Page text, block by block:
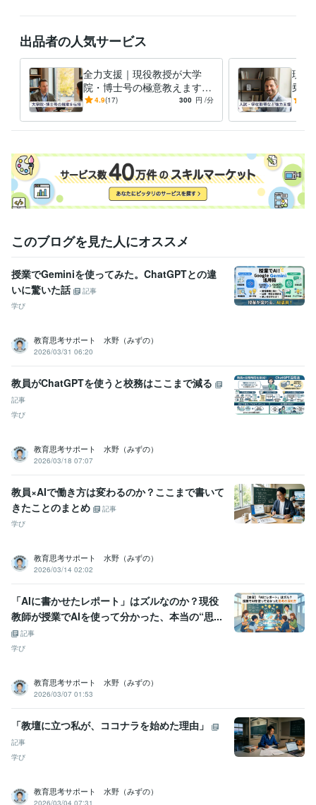
資格・検定
高等学校教諭免許 取得年 : 2000年
健康運動指導士 取得年 : 2015年
ビジネス・クリエイティブツール
Excel:25年Google サイト:18年PowerPoint:25年Word:25年
Adobe Photoshop:24年
Adobe Illustrator:21年
学習指導・資格・キャリア相談
ア相談
【社会人向け】リーダー・マネジメント
【心理的サポート】
お悩み・愚痴の傾聴 【雑談・話し相手】気軽にフリートーク
【健
康・美活】運動・筋トレ相談 【スキルアップ】人前で話すコツ
健康 キャリア 仕事 美容 悩み 相談 筋トレ 大学 学生
私立大学 1997年3月 ~ 2001年2月
国公立大学 2001年3月 ~ 2003年2月
国公立大学 2003年3月 ~ 2007年2月
語学力
英語
出品者の人気サービス
全力支援｜現役教授が大学
院・博士号の極意教えます
⭐️【脱・失敗】現役教授が学
⭐️
4.9(17) 300 円 /分
現役
乗り
ど人
このブログを見た人にオススメ
授業でGeminiを使ってみた。ChatGPTとの違
いに驚いた話
記事
学び
教育思考サポート 水野（みずの）
2026/03/31 06:20
教員がChatGPTを使うと校務はここまで減る
記事
学び
教育思考サポート 水野（みずの）
2026/03/18 07:07
教員×AIで働き方は変わるのか？ここまで書いて
きたことのまとめ
記事
学び
教育思考サポート 水野（みずの）
2026/03/14 02:02
「AIに書かせたレポート」はズルなのか？現役
教師が授業でAIを使って分かった、本当の“思...
記事
学び
教育思考サポート 水野（みずの）
2026/03/07 01:53
「教壇に立つ私が、ココナラを始めた理由」
記事
学び
教育思考サポート 水野（みずの）
2026/03/04 07:31